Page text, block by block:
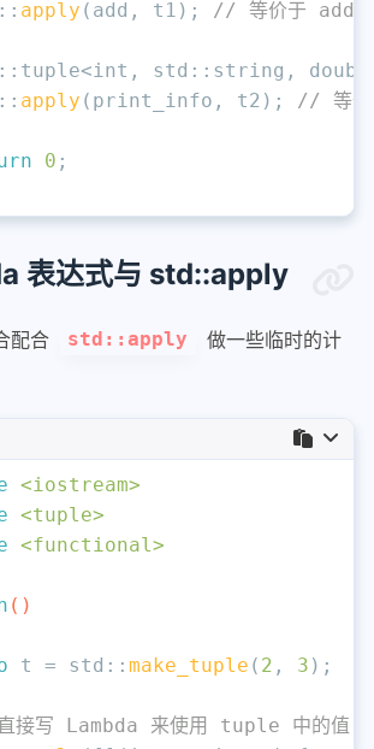
apply (add, t1); // 等价于
int , std::string,
apply (print_info, t2); // 等
0 ;
表达式与 std::apply
配合 std::apply
做一些临时的计
<iostream>
<tuple>
<functional>
()
t = std:: make_tuple ( 2 , 3 );
写 Lambda 来使用 tuple 中的值